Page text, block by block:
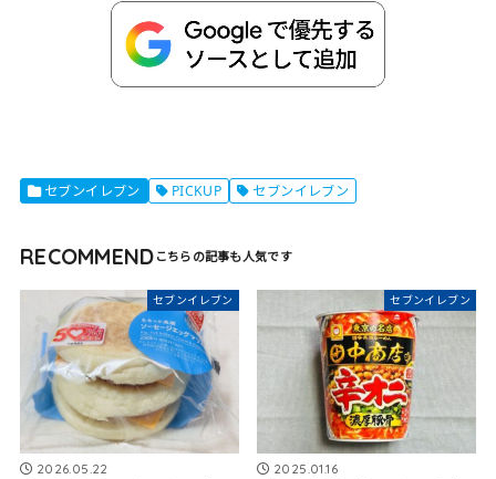
セブンイレブン PICKUP セブンイレブン
RECOMMEND
セブンイレブン
2026.05.22
セブンイレブン
2025.01.16